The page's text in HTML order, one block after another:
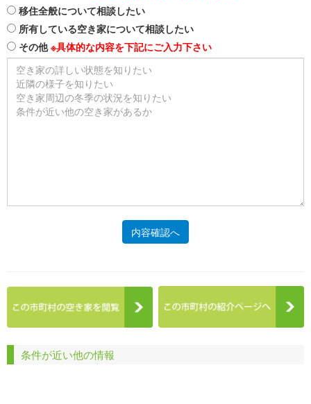
移住全般について相談したい
所有している空き家について相談したい
その他※具体的な内容を下記にご入力下さい
内容確認へ
条件が近い他の情報